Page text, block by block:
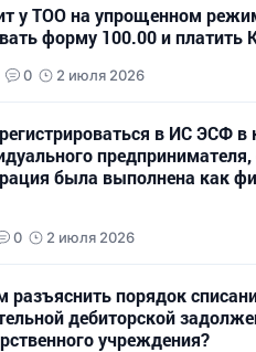
у ТОО на упрощенном
форму 100.00 и платить
0 2 июля 2026
в ИС ЭСФ в
предпринимателя,
была выполнена как
0 2 июля 2026
разъяснить порядок
дебиторской
учреждения?